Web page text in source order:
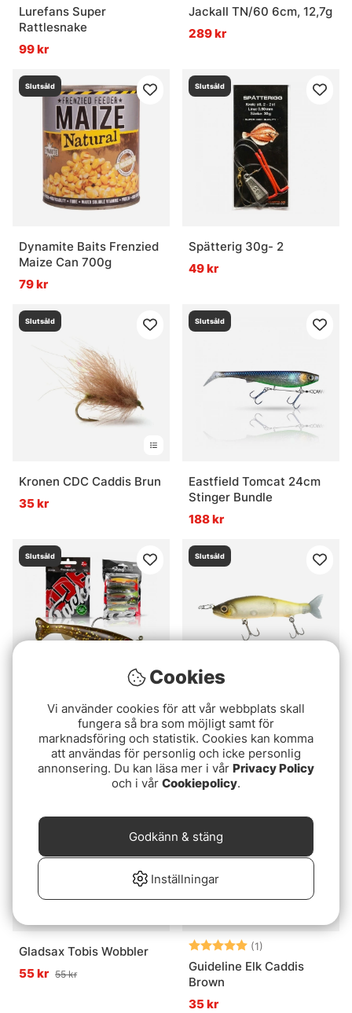
Lurefans Super
Rattlesnake
99 kr
Jackall TN/60 6cm, 12,7g
289 kr
Slutsåld
Dynamite Baits Frenzied
Maize Can 700g
79 kr
Slutsåld
Spätterig 30g- 2
49 kr
Slutsåld
Kronen CDC Caddis Brun
35 kr
Slutsåld
Eastfield Tomcat 24cm
Stinger Bundle
188 kr
Slutsåld
Scout Kicker Tungsten
Bundle
199 kr
Slutsåld
Gan Craft Jointed Claw
70
299 kr
Gladsax Tobis Wobbler
55 kr 55 kr
Slutsåld
Betyg: (1)
Guideline Elk Caddis
Brown
35 kr
Cookies
Vi använder cookies för att vår webbplats skall
fungera så bra som möjligt samt för
marknadsföring och statistik. Cookies kan komma
att användas för personlig och icke personlig
annonsering. Du kan läsa mer i vår Privacy Policy
och i vår Cookiepolicy.
Inställningar
Godkänn & stäng